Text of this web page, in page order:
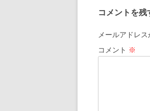
ビ
ゲ
ー
コメントを残
メールアドレ
コメント ※